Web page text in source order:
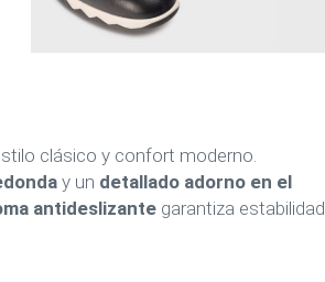
clásico y confort moderno.
y un detallado adorno en el
antideslizante garantiza estabilidad